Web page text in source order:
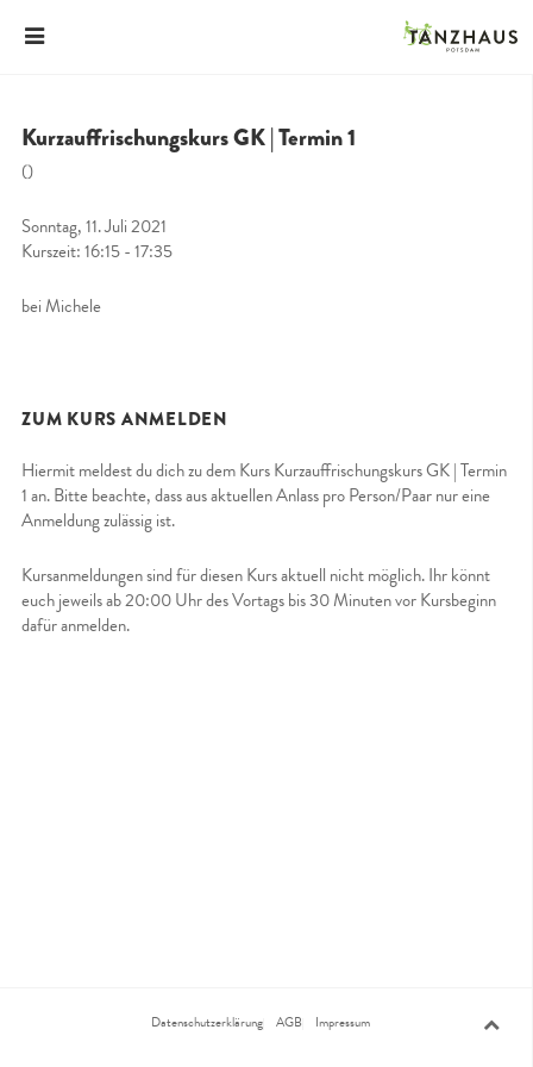
Kurzauffrischungskurs GK | Termin 1
()
Sonntag, 11. Juli 2021
Kurszeit: 16:15 - 17:35
bei Michele
ZUM KURS ANMELDEN
Hiermit meldest du dich zu dem Kurs Kurzauffrischungskurs GK | Termin
1 an. Bitte beachte, dass aus aktuellen Anlass pro Person/Paar nur eine
Anmeldung zulässig ist.
Kursanmeldungen sind für diesen Kurs aktuell nicht möglich. Ihr könnt
euch jeweils ab 20:00 Uhr des Vortags bis 30 Minuten vor Kursbeginn
dafür anmelden.
Datenschutzerklärung AGB Impressum